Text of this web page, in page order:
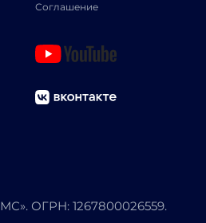
Соглашение
ОГРН: 1267800026559.